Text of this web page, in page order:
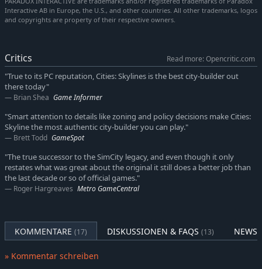
Cities: Skylines - Campus Radio
-10% 3,59€
Cities: Skylines - Deep Focus Radio
Cities: Skylines - Campus -10% 11,69€
Cities: Skylines - Green Cities -10% 11,69€
Cities: Skylines - Synthetic Dawn Radio
Cities: Skylines - Industries -10% 13,49€
Cities: Skylines - Country Road Radio
Cities: Skylines - Parklife Plus -10%
Cities: Skylines - Parklife -10% 13,49€
Cities: Skylines - All That Jazz
Cities: Skylines - Mass Transit -10% 11,69€
sie in das Spiel einfügen, mit anderen teilen oder die
Kreationen von anderen Städtebauern herunterladen.
Interactive AB in Europe, the U.S., and other countries. All other trademarks, logos
and copyrights are property of their respective owners.
Critics
Read more: Opencritic.com
"True to its PC reputation, Cities: Skylines is the best city-builder out
there today"
Brian Shea Game Informer
"Smart attention to details like zoning and policy decisions make Cities:
Skyline the most authentic city-builder you can play."
Brett Todd GameSpot
"The true successor to the SimCity legacy, and even though it only
restates what was great about the original it still does a better job than
the last decade or so of official games."
Roger Hargreaves Metro GameCentral
KOMMENTARE (17) DISKUSSIONEN & FAQS (13) NEWS
» Kommentar schreiben